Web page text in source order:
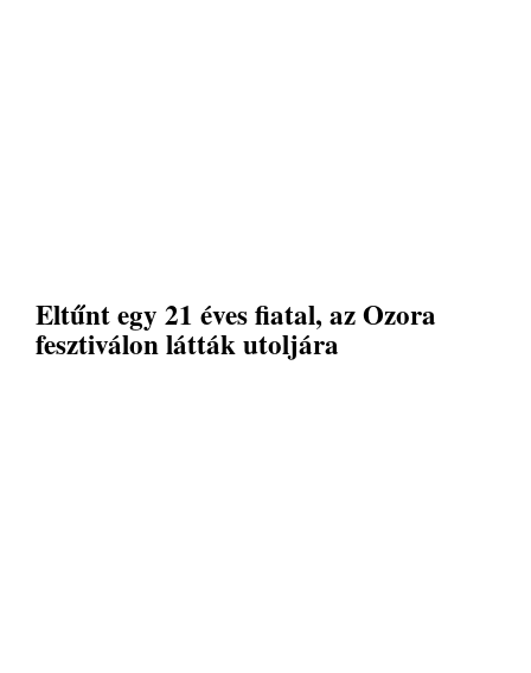
Eltűnt egy 21 éves fiatal, az Ozora
fesztiválon látták utoljára